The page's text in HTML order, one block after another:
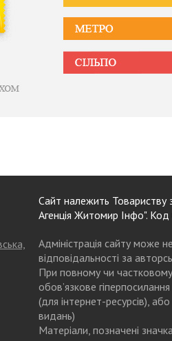
Сайт належить Товариству
Агенція Житомир Інфо".
Адміністрація сайту може
відповідальності за
При повному чи
обов’язкове гіперпосилання
(для інтернет-ресурсів),
видань)
Матеріали, позначені